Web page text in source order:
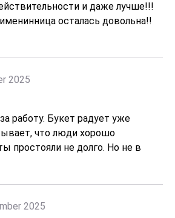
и даже лучше!!!
осталась довольна!!
2025
работу. Букет радует уже
что люди хорошо
простояли не долго. Но не в
2025